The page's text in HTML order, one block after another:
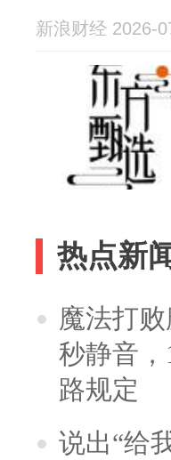
新浪财经 2026-
热点新
魔法打
秒静音
路规定
说出“给